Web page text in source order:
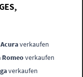
Acuraverkaufen
Romeoverkaufen
verkaufen